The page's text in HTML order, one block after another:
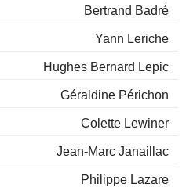
Bertrand Badré
Yann Leriche
Hughes Bernard Lepic
Géraldine Périchon
Colette Lewiner
Jean-Marc Janaillac
Philippe Lazare